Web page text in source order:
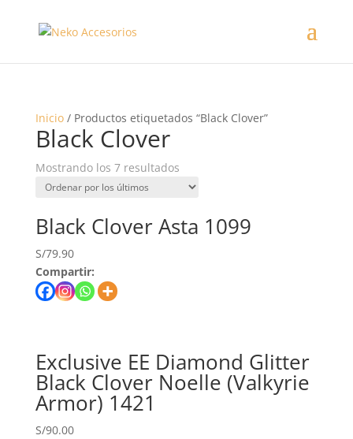
Inicio/ Productos etiquetados “Black Clover”
Black Clover
Mostrando los 7 resultados
Black Clover Asta 1099
S/79.90
Compartir:
Exclusive EE Diamond Glitter
Black Clover Noelle (Valkyrie
Armor) 1421
S/90.00